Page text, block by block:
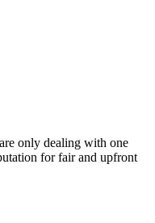
only dealing with one
for fair and upfront